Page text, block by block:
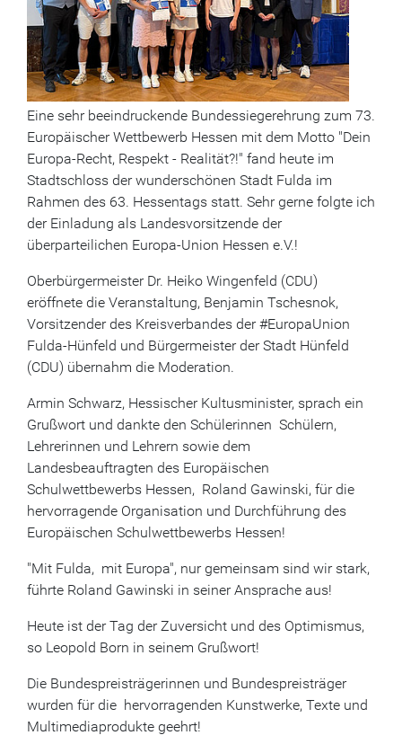
Eine sehr beeindruckende Bundessiegerehrung zum 73.
Europäischer Wettbewerb Hessen mit dem Motto "Dein
Europa-Recht, Respekt - Realität?!" fand heute im
Stadtschloss der wunderschönen Stadt Fulda im
Rahmen des 63. Hessentags statt. Sehr gerne folgte ich
der Einladung als Landesvorsitzende der
überparteilichen Europa-Union Hessen e.V.!
Oberbürgermeister Dr. Heiko Wingenfeld (CDU)
eröffnete die Veranstaltung, Benjamin Tschesnok,
Vorsitzender des Kreisverbandes der #EuropaUnion
Fulda-Hünfeld und Bürgermeister der Stadt Hünfeld
(CDU) übernahm die Moderation.
Armin Schwarz, Hessischer Kultusminister, sprach ein
Grußwort und dankte den Schülerinnen Schülern,
Lehrerinnen und Lehrern sowie dem
Landesbeauftragten des Europäischen
Schulwettbewerbs Hessen, Roland Gawinski, für die
hervorragende Organisation und Durchführung des
Europäischen Schulwettbewerbs Hessen!
"Mit Fulda, mit Europa", nur gemeinsam sind wir stark,
führte Roland Gawinski in seiner Ansprache aus!
Heute ist der Tag der Zuversicht und des Optimismus,
so Leopold Born in seinem Grußwort!
Die Bundespreisträgerinnen und Bundespreisträger
wurden für die hervorragenden Kunstwerke, Texte und
Multimediaprodukte geehrt!